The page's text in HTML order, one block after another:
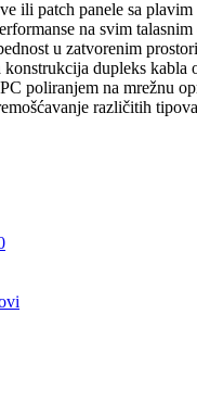
ili patch panele sa
na svim
u zatvorenim
dupleks
poliranjem na mrežnu
različitih